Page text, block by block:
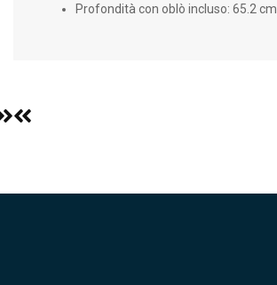
Profondità con oblò incluso: 65.2 cm